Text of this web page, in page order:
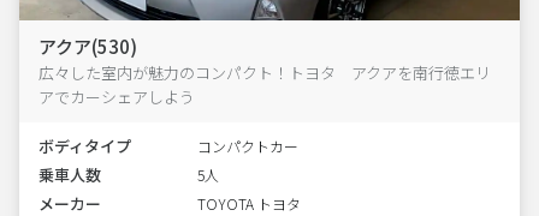
アクア(530)
広々した室内が魅力のコンパクト！トヨタ アクアを南行徳エリ
アでカーシェアしよう
ボディタイプ コンパクトカー
乗車人数 5人
メーカー TOYOTA トヨタ